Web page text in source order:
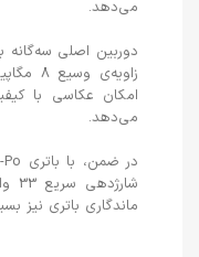
می‌دهد.
امکان عکاسی با
می‌دهد.
ماندگاری باتری نیز